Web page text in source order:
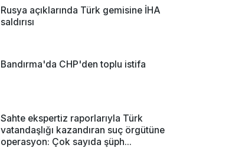
Rusya açıklarında Türk gemisine İHA
saldırısı
Bandırma'da CHP'den toplu istifa
Sahte ekspertiz raporlarıyla Türk
vatandaşlığı kazandıran suç örgütüne
operasyon: Çok sayıda şüph...